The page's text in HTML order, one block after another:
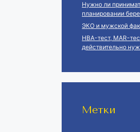
Нужно ли
планировании
ЭКО и мужской
HBA-тест, MAR-
действительно
Метки